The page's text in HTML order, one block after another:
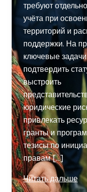
требуют
учёта при
территорий и
поддержки. На
ключевые
подтвердить
выстроить
юридические
привлекать
гранты и
тезисы по
правам […]
Коренные
Читать дальше